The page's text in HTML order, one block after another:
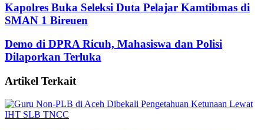
Kapolres Buka Seleksi Duta Pelajar Kamtibmas di
SMAN 1 Bireuen
Demo di DPRA Ricuh, Mahasiswa dan Polisi
Dilaporkan Terluka
Artikel Terkait